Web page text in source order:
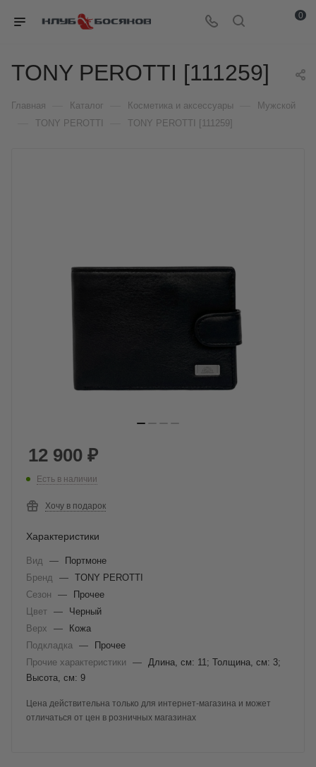
0
TONY PEROTTI [111259]
Главная Каталог Косметика и аксессуары Мужской
TONY PEROTTI TONY PEROTTI [111259]
12 900 ₽
Есть в наличии
Хочу в подарок
Характеристики
Вид —
Портмоне
Бренд
— TONY PEROTTI
Сезон
—
Прочее
Цвет —
Черный
Верх
—
Кожа
Подкладка
—
Прочее
Прочие характеристики
—
Длина, см: 11; Толщина, см: 3;
Высота, см: 9
Цена действительна только для интернет-магазина и может
отличаться от цен в розничных магазинах